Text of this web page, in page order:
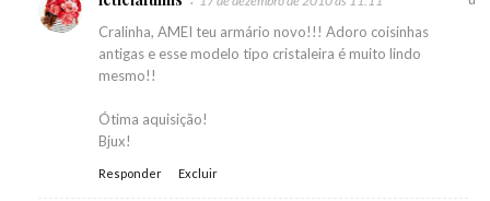
Cralinha, AMEI teu armário novo!!! Adoro coisinhas
antigas e esse modelo tipo cristaleira é muito lindo
mesmo!!
Ótima aquisição!
Bjux!
Responder Excluir